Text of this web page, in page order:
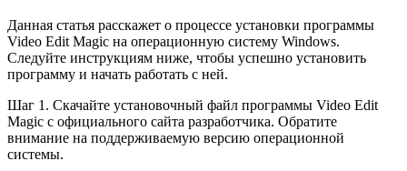
Данная статья расскажет о процессе установки программы
Video Edit Magic на операционную систему Windows.
Следуйте инструкциям ниже, чтобы успешно установить
программу и начать работать с ней.
Шаг 1. Скачайте установочный файл программы Video Edit
Magic с официального сайта разработчика. Обратите
внимание на поддерживаемую версию операционной
системы.